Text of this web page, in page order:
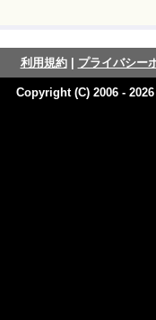
利用規約| プライバシー
Copyright (C) 2006 -